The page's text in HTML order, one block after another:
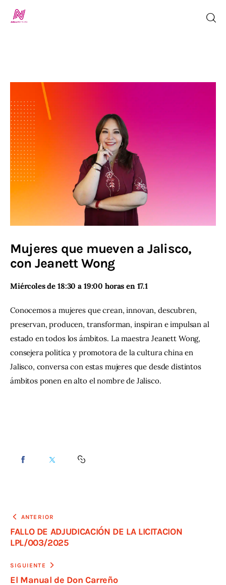
TV en Vivo
Jalisco Noticias
Programación
Jalisco TV
Jalisco RADIO / En Vivo
Nosotros
Contacto
Mujeres que mueven a Jalisco,
con Jeanett Wong
Miércoles de 18:30 a 19:00 horas en 17.1
Conocemos a mujeres que crean, innovan, descubren,
preservan, producen, transforman, inspiran e impulsan al
estado en todos los ámbitos. La maestra Jeanett Wong,
consejera politíca y promotora de la cultura china en
Jalisco, conversa con estas mujeres que desde distintos
ámbitos ponen en alto el nombre de Jalisco.
ANTERIOR
FALLO DE ADJUDICACIÓN DE LA LICITACION
LPL/003/2025
SIGUIENTE
El Manual de Don Carreño